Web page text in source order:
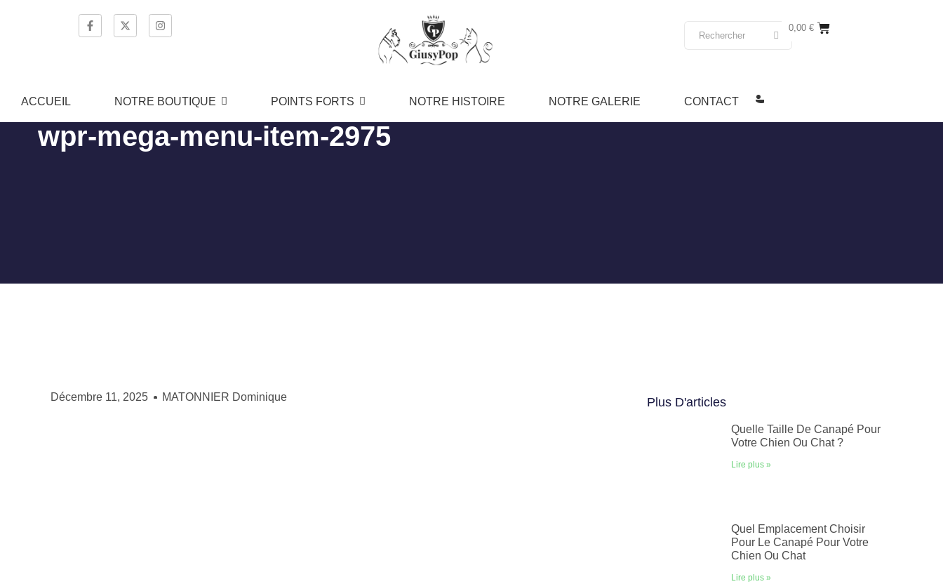
0,00 €
ACCUEIL NOTRE BOUTIQUE POINTS FORTS NOTRE HISTOIRE NOTRE GALERIE CONTACT
wpr-mega-menu-item-2975
Décembre 11, 2025 MATONNIER Dominique Plus D'articles
Quelle Taille De Canapé Pour
Votre Chien Ou Chat ?
Lire plus »
Quel Emplacement Choisir
Pour Le Canapé Pour Votre
Chien Ou Chat
Lire plus »